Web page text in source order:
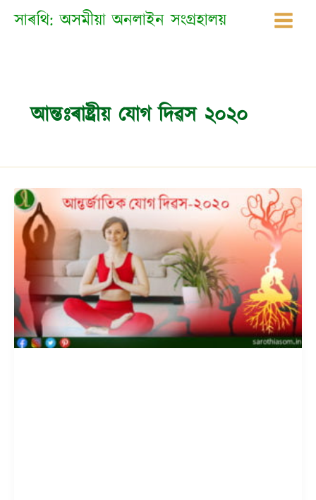
সাৰথি: অসমীয়া অনলাইন সংগ্ৰহালয়
আন্তঃৰাষ্ট্ৰীয় যোগ দিৱস ২০২০